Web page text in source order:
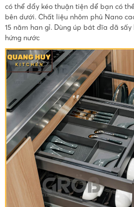
có thể đẩy kéo thuận tiện để bạn có
bên dưới. Chất liệu nhôm phủ Nano
15 năm han gỉ. Dùng úp bát đĩa đã sấy
hứng nước